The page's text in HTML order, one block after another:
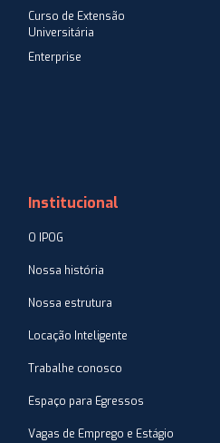
Curso de Extensão
Universitária
Enterprise
Institucional
O IPOG
Nossa história
Nossa estrutura
Locação Inteligente
Trabalhe conosco
Espaço para Egressos
Vagas de Emprego e Estágio